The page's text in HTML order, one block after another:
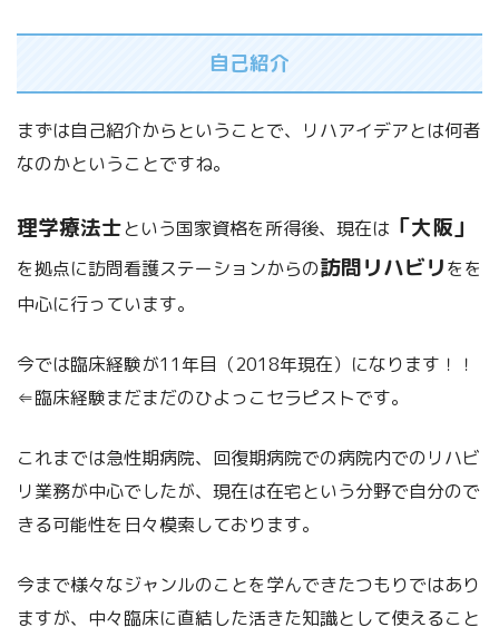
自己紹介
まずは自己紹介からということで、リハアイデアとは何者
なのかということですね。
理学療法士という国家資格を所得後、現在は 「大阪」
を拠点に訪問看護ステーションからの訪問リハビリをを
中心に行っています。
今では臨床経験が11年目（2018年現在）になります！！
⇐臨床経験まだまだのひよっこセラピストです。
これまでは急性期病院、回復期病院での病院内でのリハビ
リ業務が中心でしたが、現在は在宅という分野で自分ので
きる可能性を日々模索しております。
今まで様々なジャンルのことを学んできたつもりではあり
ますが、中々臨床に直結した活きた知識として使えること